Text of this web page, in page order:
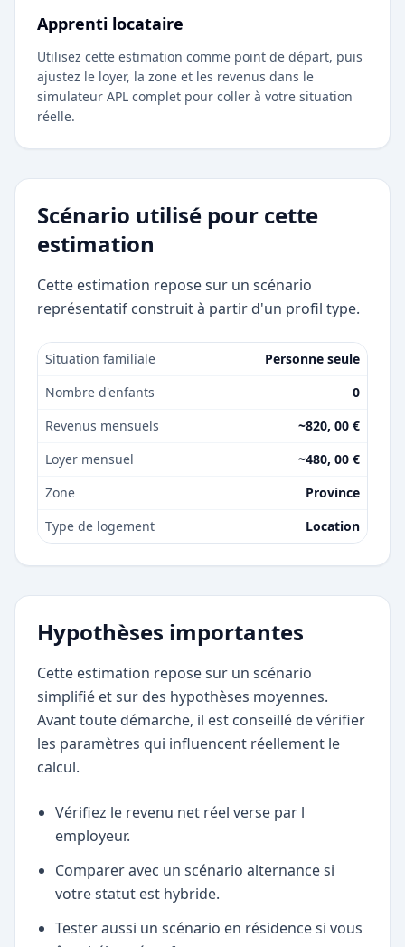
Apprenti locataire
Utilisez cette estimation comme point de départ, puis
ajustez le loyer, la zone et les revenus dans le
simulateur APL complet pour coller à votre situation
réelle.
Scénario utilisé pour cette
estimation
Cette estimation repose sur un scénario
représentatif construit à partir d'un profil type.
Situation familiale
Personne seule
Nombre d'enfants
0
Revenus mensuels
~820, 00 €
Loyer mensuel
~480, 00 €
Zone
Province
Type de logement
Location
Hypothèses importantes
Cette estimation repose sur un scénario
simplifié et sur des hypothèses moyennes.
Avant toute démarche, il est conseillé de vérifier
les paramètres qui influencent réellement le
calcul.
Vérifiez le revenu net réel verse par l
employeur.
Comparer avec un scénario alternance si
votre statut est hybride.
Tester aussi un scénario en résidence si vous